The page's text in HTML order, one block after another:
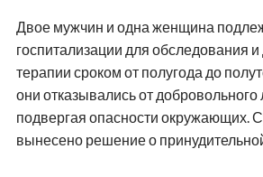
Двое мужчин и одна женщина
госпитализации для обследования
терапии сроком от полугода до
они отказывались от добровольного
подвергая опасности окружающих.
вынесено решение о